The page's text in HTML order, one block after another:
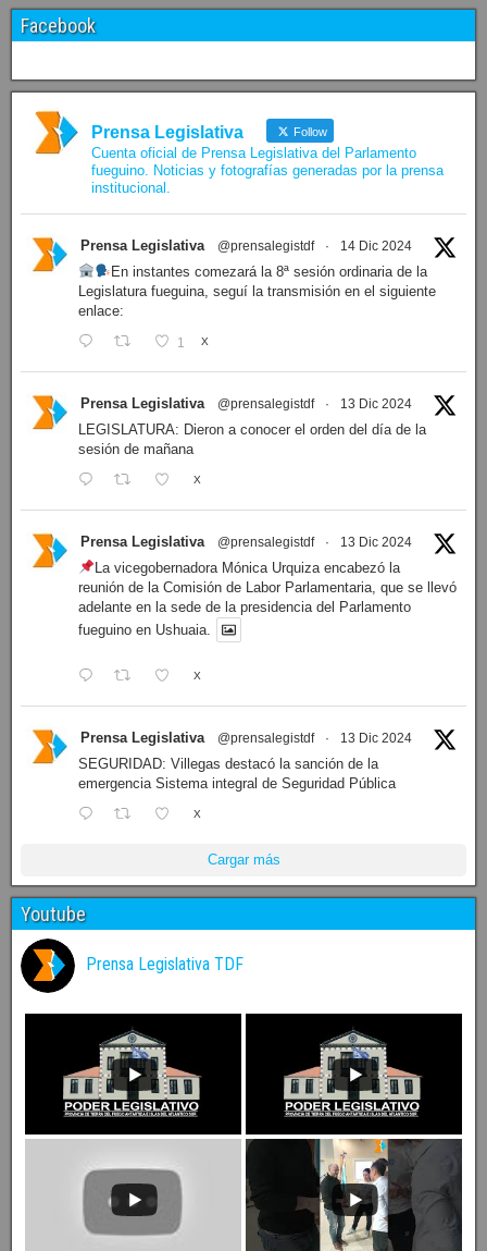
Facebook
Prensa Legislativa Follow
Cuenta oficial de Prensa Legislativa del Parlamento
fueguino. Noticias y fotografías generadas por la prensa
institucional.
Prensa Legislativa @prensalegistdf · 14 Dic 2024
En instantes comezará la 8ª sesión ordinaria de la
Legislatura fueguina, seguí la transmisión en el siguiente
enlace:
1 X
Prensa Legislativa @prensalegistdf · 13 Dic 2024
LEGISLATURA: Dieron a conocer el orden del día de la
sesión de mañana
X
Prensa Legislativa @prensalegistdf · 13 Dic 2024
La vicegobernadora Mónica Urquiza encabezó la
reunión de la Comisión de Labor Parlamentaria, que se llevó
adelante en la sede de la presidencia del Parlamento
fueguino en Ushuaia.
X
Prensa Legislativa @prensalegistdf · 13 Dic 2024
SEGURIDAD: Villegas destacó la sanción de la
emergencia Sistema integral de Seguridad Pública
X
Cargar más
Youtube
Prensa Legislativa TDF